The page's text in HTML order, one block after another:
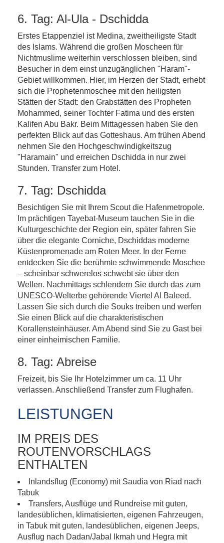
6. Tag: Al-Ula - Dschidda
Erstes Etappenziel ist Medina, zweitheiligste Stadt
des Islams. Während die großen Moscheen für
Nichtmuslime weiterhin verschlossen bleiben, sind
Besucher in dem einst unzugänglichen "Haram"-
Gebiet willkommen. Hier, im Herzen der Stadt, erhebt
sich die Prophetenmoschee mit den heiligsten
Stätten der Stadt: den Grabstätten des Propheten
Mohammed, seiner Tochter Fatima und des ersten
Kalifen Abu Bakr. Beim Mittagessen haben Sie den
perfekten Blick auf das Gotteshaus. Am frühen Abend
nehmen Sie den Hochgeschwindigkeitszug
"Haramain" und erreichen Dschidda in nur zwei
Stunden. Transfer zum Hotel.
7. Tag: Dschidda
Besichtigen Sie mit Ihrem Scout die Hafenmetropole.
Im prächtigen Tayebat-Museum tauchen Sie in die
Kulturgeschichte der Region ein, später fahren Sie
über die elegante Corniche, Dschiddas moderne
Küstenpromenade am Roten Meer. In der Ferne
entdecken Sie die berühmte schwimmende Moschee
– scheinbar schwerelos schwebt sie über den
Wellen. Nachmittags schlendern Sie durch das zum
UNESCO-Welterbe gehörende Viertel Al Baleed.
Lassen Sie sich durch die Souks treiben und werfen
Sie einen Blick auf die charakteristischen
Korallensteinhäuser. Am Abend sind Sie zu Gast bei
einer einheimischen Familie.
8. Tag: Abreise
Freizeit, bis Sie Ihr Hotelzimmer um ca. 11 Uhr
verlassen. Anschließend Transfer zum Flughafen.
LEISTUNGEN
IM PREIS DES
ROUTENVORSCHLAGS
ENTHALTEN
Inlandsflug (Economy) mit Saudia von Riad nach
Tabuk
Transfers, Ausflüge und Rundreise mit guten,
landesüblichen, klimatisierten, eigenen Fahrzeugen,
in Tabuk mit guten, landesüblichen, eigenen Jeeps,
Ausflug nach Dadan/Jabal Ikmah und Hegra mit